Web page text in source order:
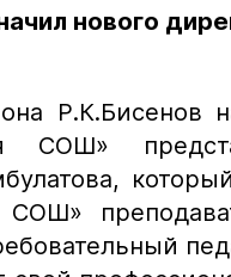
нового
Р.К.Бисенов
СОШ»